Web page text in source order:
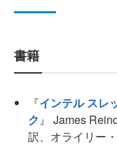
書籍
『インテル スレ
ク』 James
訳、オライリー